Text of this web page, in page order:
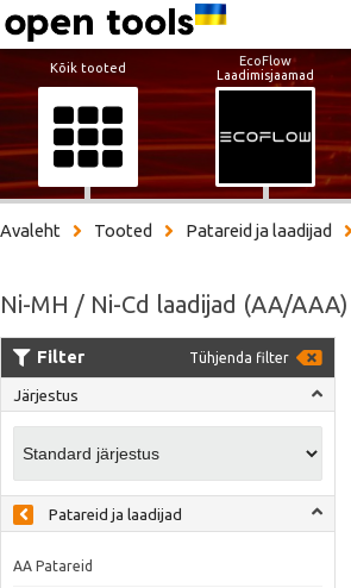
Kõik tooted
EcoFlow
Laadimisjaamad
Avaleht Tooted Patareid ja laadijad
Ni-MH / Ni-Cd laadijad (AA/AAA)
Filter Tühjenda filter
Järjestus
Patareid ja laadijad
AA Patareid